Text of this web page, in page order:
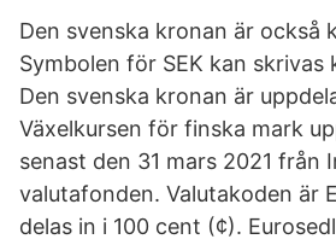
Den svenska kronan är också
Symbolen för SEK kan skrivas
Den svenska kronan är
Växelkursen för finska mark
senast den 31 mars 2021 från
valutafonden. Valutakoden är
delas in i 100 cent (¢).